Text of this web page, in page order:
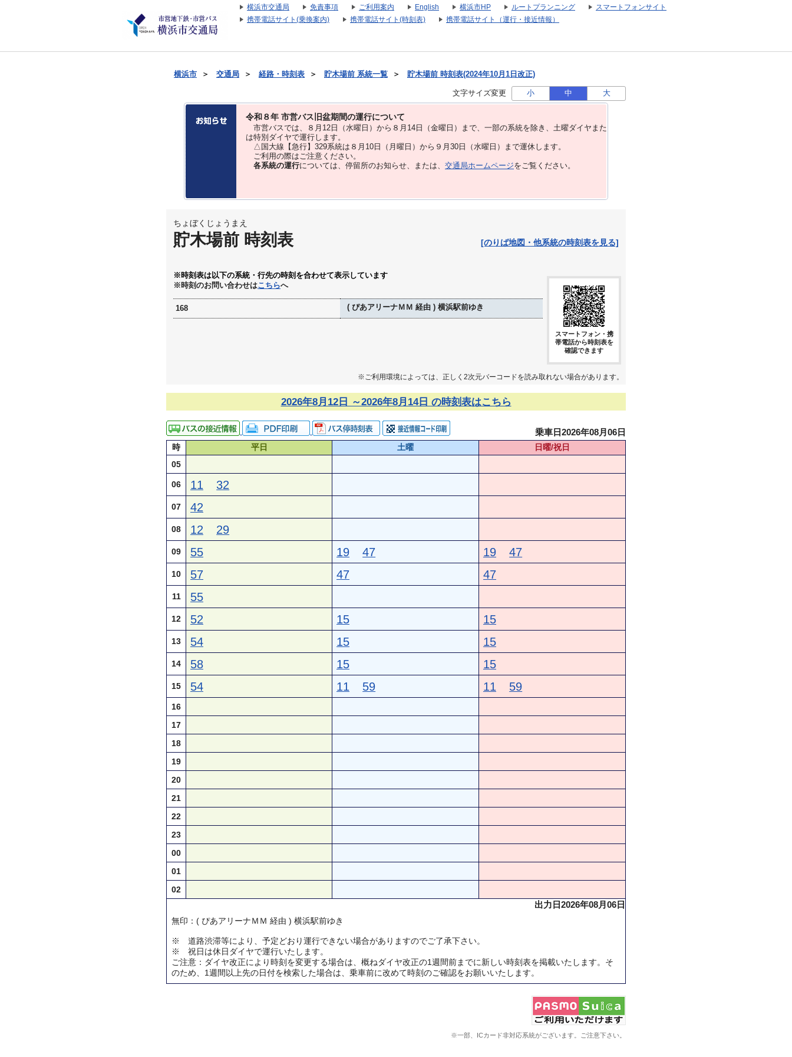
横浜市交通局 免責事項 ご利用案内 English 横浜市HP ルートプランニング
スマートフォンサイト
携帯電話サイト(乗換案内)
携帯電話サイト(時刻表) 携帯電話サイト（運行・接近情報）
横浜市 ＞ 交通局 ＞ 経路・時刻表 ＞ 貯木場前 系統一覧 ＞ 貯木場前 時刻表(2024年10月1日改正)
文字サイズ変更 小 中 大
令和８年 市営バス旧盆期間の運行について
市営バスでは、８⽉12⽇（水曜日）から８⽉14⽇（金曜日）まで、⼀部の系統を除き、⼟曜ダイヤまた
は特別ダイヤで運⾏します。
△国大線【急行】329系統は８月10日（月曜日）から９月30日（水曜日）まで運休します。
ご利用の際はご注意ください。
各系統の運行については、停留所のお知らせ、または、 交通局ホームページをご覧ください。
ちょぼくじょうまえ
貯木場前 時刻表 [のりば地図・他系統の時刻表を見る]
※時刻表は以下の系統・行先の時刻を合わせて表示しています
※時刻のお問い合わせはこちらへ
168 ( ぴあアリーナＭＭ 経由 ) 横浜駅前ゆき
スマートフォン・携
帯電話から時刻表を
確認できます
※ご利用環境によっては、正しく2次元バーコードを読み取れない場合があります。
2026年8月12日 ～2026年8月14日 の時刻表はこちら
乗車日2026年08月06日
時 平日 土曜
日曜/祝日
05
06 11 32
07 42
08 12 29
09 55 19 47 19 47
10 57 47 47
11 55
12 52 15 15
13 54 15 15
14 58 15 15
15 54 11 59 11 59
16
17
18
19
20
21
22
23
00
01
02
出力日2026年08月06日
無印：( ぴあアリーナＭＭ 経由 ) 横浜駅前ゆき
※ 道路渋滞等により、予定どおり運行できない場合がありますのでご了承下さい。
※ 祝日は休日ダイヤで運行いたします。
ご注意：ダイヤ改正により時刻を変更する場合は、概ねダイヤ改正の1週間前までに新しい時刻表を掲載いたします。そ
のため、1週間以上先の日付を検索した場合は、乗車前に改めて時刻のご確認をお願いいたします。
※一部、ICカード非対応系統がございます。ご注意下さい。